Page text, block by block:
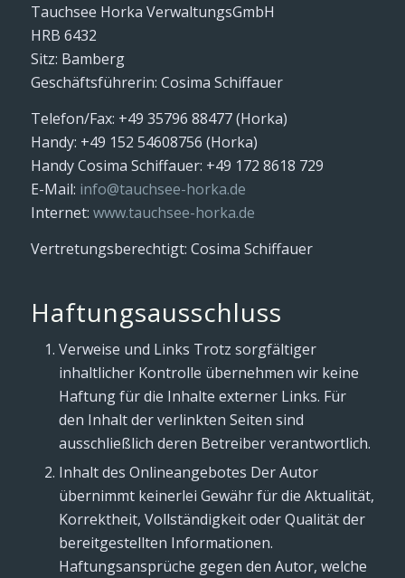
Tauchsee Horka VerwaltungsGmbH
HRB 6432
Sitz: Bamberg
Geschäftsführerin: Cosima Schiffauer
Telefon/Fax: +49 35796 88477 (Horka)
Handy: +49 152 54608756 (Horka)
Handy Cosima Schiffauer: +49 172 8618 729
E-Mail: info@tauchsee-horka.de
Internet: www.tauchsee-horka.de
Vertretungsberechtigt: Cosima Schiffauer
Haftungsausschluss
Verweise und Links Trotz sorgfältiger
inhaltlicher Kontrolle übernehmen wir keine
Haftung für die Inhalte externer Links. Für
den Inhalt der verlinkten Seiten sind
ausschließlich deren Betreiber verantwortlich.
Inhalt des Onlineangebotes Der Autor
übernimmt keinerlei Gewähr für die Aktualität,
Korrektheit, Vollständigkeit oder Qualität der
bereitgestellten Informationen.
Haftungsansprüche gegen den Autor, welche